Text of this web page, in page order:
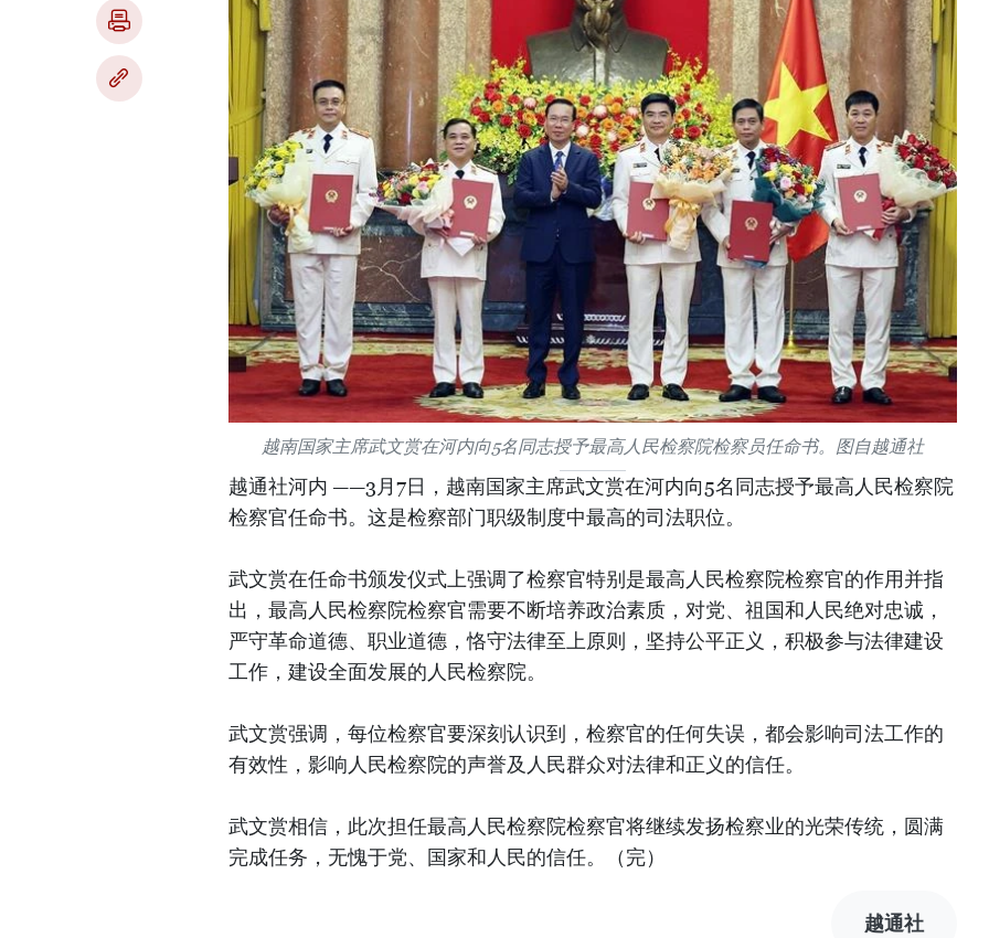
越南国家主席武文赏在河内向5名同志授予最高人民检察院检察员任命书。图自越通社
越通社河内 ——3月7日，越南国家主席武文赏在河内向5名同志授予最高人民检察院
检察官任命书。这是检察部门职级制度中最高的司法职位。
武文赏在任命书颁发仪式上强调了检察官特别是最高人民检察院检察官的作用并指
出，最高人民检察院检察官需要不断培养政治素质，对党、祖国和人民绝对忠诚，
严守革命道德、职业道德，恪守法律至上原则，坚持公平正义，积极参与法律建设
工作，建设全面发展的人民检察院。
武文赏强调，每位检察官要深刻认识到，检察官的任何失误，都会影响司法工作的
有效性，影响人民检察院的声誉及人民群众对法律和正义的信任。
武文赏相信，此次担任最高人民检察院检察官将继续发扬检察业的光荣传统，圆满
完成任务，无愧于党、国家和人民的信任。（完）
越通社